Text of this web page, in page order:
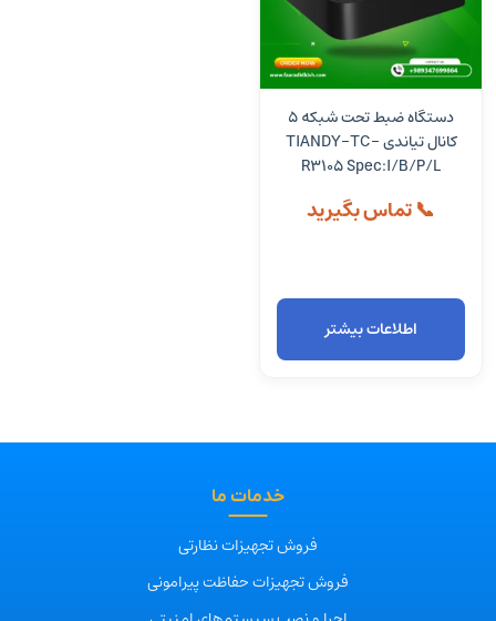
دستگاه ضبط تحت شبکه 5
کانال تیاندی TIANDY-TC-
R3105 Spec:I/B/P/L
📞 تماس بگیرید
اطلاعات بیشتر
خدمات ما
فروش تجهیزات نظارتی
فروش تجهیزات حفاظت پیرامونی